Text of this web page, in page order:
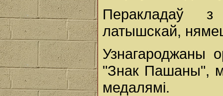
Перакладаў з
латышскай,
Узнагароджаны
"Знак Пашаны",
медалямі.